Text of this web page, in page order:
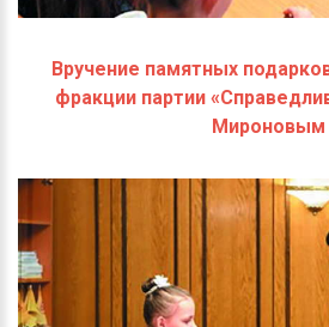
Вручение памятных
фракции партии
Мироновым